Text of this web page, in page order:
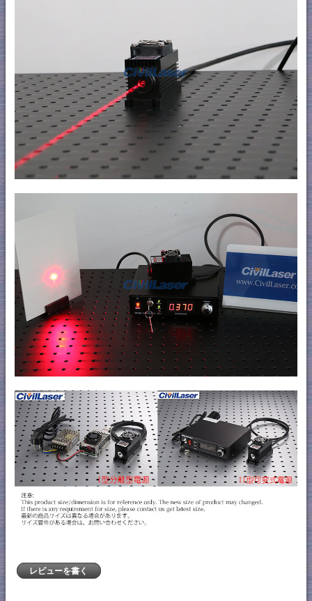
レビューを書く